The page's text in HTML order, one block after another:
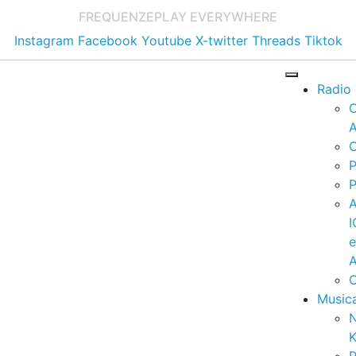
FREQUENZEPLAY EVERYWHERE
Instagram Facebook Youtube X-twitter Threads Tiktok
Radio
e